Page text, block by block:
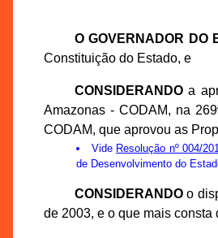
O GOVERNADOR DO
Constituição do Estado, e
CONSIDERANDOa
Amazonas - CODAM, na
CODAM, que aprovou as
Vide Resolução nº 004/
de Desenvolvimento do
CONSIDERANDOo
de 2003, e o que mais consta